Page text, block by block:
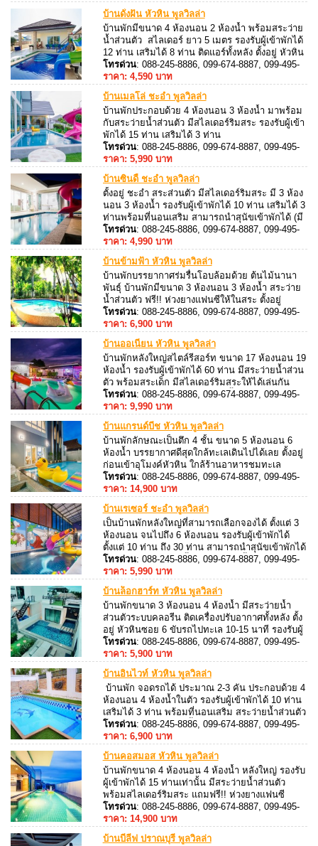
บ้านดั่งฝัน หัวหิน พูลวิลล่า
บ้านพักมีขนาด 4 ห้องนอน 2 ห้องน้ำ พร้อมสระว่าย
น้ำส่วนตัว สไลเดอร์ ยาว 5 เมตร รองรับผู้เข้าพักได้
12 ท่าน เสริมได้ 8 ท่าน ติดแอร์ทั้งหลัง ตั้งอยู่ หัวหิน
ซอย 102 สามารถ ประกอบอาหารได้ มีเตาปิ้งย่าง
บริการ
โทรด่วน: 088-245-8886, 099-674-8887, 099-495-
8887, 088-245-8887
ราคา: 4,590 บาท
บ้านเมลโล่ ชะอำ พูลวิลล่า
บ้านพักประกอบด้วย 4 ห้องนอน 3 ห้องน้ำ มาพร้อม
กับสระว่ายน้ำส่วนตัว มีสไลเดอร์ริมสระ รองรับผู้เข้า
พักได้ 15 ท่าน เสริมได้ 3 ท่าน
โทรด่วน: 088-245-8886, 099-674-8887, 099-495-
8887, 088-245-8887
ราคา: 5,990 บาท
บ้านซินดี้ ชะอำ พูลวิลล่า
ตั้งอยู่ ชะอำ สระส่วนตัว มีสไลเดอร์ริมสระ มี 3 ห้อง
นอน 3 ห้องน้ำ รองรับผู้เข้าพักได้ 10 ท่าน เสริมได้ 3
ท่านพร้อมที่นอนเสริม สามารถนำสุนัขเข้าพักได้ (มี
ค่าบริการ) เพลิดเพลินไปกับเสียงดนตรี ด้วยชุด
คาราโอเกะ + ไฟเธค
โทรด่วน: 088-245-8886, 099-674-8887, 099-495-
8887, 088-245-8887
ราคา: 4,990 บาท
บ้านข้ามฟ้า หัวหิน พูลวิลล่า
บ้านพักบรรยากาศร่มรื่นโอบล้อมด้วย ต้นไม้นานา
พันธุ์ บ้านพักมีขนาด 3 ห้องนอน 3 ห้องน้ำ สระว่าย
น้ำส่วนตัว ฟรี!! ห่วงยางแฟนซีให้ในสระ ตั้งอยู่
หัวหินซอย 25 รองรับผู้เข้าพักได้ 12 ท่าน เสริมได้ 8
ท่าน สามารถร้องเพลงคาราโอเกะ + ไฟเธคได้
โทรด่วน: 088-245-8886, 099-674-8887, 099-495-
8887, 088-245-8887
ราคา: 6,900 บาท
บ้านออเนี่ยน หัวหิน พูลวิลล่า
บ้านพักหลังใหญ่สไตล์รีสอร์ท ขนาด 17 ห้องนอน 19
ห้องน้ำ รองรับผู้เข้าพักได้ 60 ท่าน มีสระว่ายน้ำส่วน
ตัว พร้อมสระเด็ก มีสไลเดอร์ริมสระให้ได้เล่นกัน
อย่างสนุกสนาน สามารถจัดปาร์ตี้เสียงดังได้ ไม่เกิน
24.00 น. บ้านพักสามารถจอดรถส่วนตัวได้ 16 คัน
โทรด่วน: 088-245-8886, 099-674-8887, 099-495-
8887, 088-245-8887
ราคา: 9,990 บาท
บ้านแกรนด์บีช หัวหิน พูลวิลล่า
บ้านพักลักษณะเป็นตึก 4 ชั้น ขนาด 5 ห้องนอน 6
ห้องน้ำ บรรยากาศดีสุดใกล้ทะเลเดินไปได้เลย ตั้งอยู่
ก่อนเข้าอุโมงค์หัวหิน ใกล้ร้านอาหารชมทะเล
รองรับผู้เข้าพักได้ 20 ท่าน เสริมได้ 5 ท่าน มี
คาราโอเกะในห้องนั่งเล่นให้ได้เพลิดเพลินไปกับเสียง
โทรด่วน: 088-245-8886, 099-674-8887, 099-495-
8887, 088-245-8887
ราคา: 14,900 บาท
บ้านเรเซอร์ ชะอำ พูลวิลล่า
เป็นบ้านพักหลังใหญ่ที่สามารถเลือกจองได้ ตั้งแต่ 3
ห้องนอน จนไปถึง 6 ห้องนอน รองรับผู้เข้าพักได้
ตั้งแต่ 10 ท่าน ถึง 30 ท่าน สามารถนำสุนัขเข้าพักได้
ติดเครื่องปรับอากาศทั้งหลัง บ้านพักตั้งอยู่ ชะอำ โค
รงการชัชพี มีสระว่ายน้ำส่วนตัว พร้อมสไลเดอร์
โทรด่วน: 088-245-8886, 099-674-8887, 099-495-
8887, 088-245-8887
ราคา: 5,990 บาท
บ้านล็อกฮาร์ท หัวหิน พูลวิลล่า
บ้านพักขนาด 3 ห้องนอน 4 ห้องน้ำ มีสระว่ายน้ำ
ส่วนตัวระบบคลอรีน ติดเครื่องปรับอากาศทั้งหลัง ตั้ง
อยู่ หัวหินซอย 6 ขับรถไปทะเล 10-15 นาที รองรับผู้
เข้าพักได้ 11 ท่าน เสริมได้ 4 ท่าน พร้อมที่นอนเสริม
สามารถประกอบอาหารได้ อุปกรณ์ครัวครับ มีเตาปิ้ง
โทรด่วน: 088-245-8886, 099-674-8887, 099-495-
8887, 088-245-8887
ราคา: 5,900 บาท
บ้านอินไวท์ หัวหิน พูลวิลล่า
บ้านพัก จอดรถได้ ประมาณ 2-3 คัน ประกอบด้วย 4
ห้องนอน 4 ห้องน้ำในตัว รองรับผู้เข้าพักได้ 10 ท่าน
เสริมได้ 3 ท่าน พร้อมที่นอนเสริม สระว่ายน้ำส่วนตัว
ลึกไม่เกิน 1.70 เมตร ตั้งอยู่ หัวหินซอย 6
โทรด่วน: 088-245-8886, 099-674-8887, 099-495-
8887, 088-245-8887
ราคา: 6,900 บาท
บ้านคอสมอส หัวหิน พูลวิลล่า
บ้านพักขนาด 4 ห้องนอน 4 ห้องน้ำ หลังใหญ่ รองรับ
ผู้เข้าพักได้ 15 ท่านเท่านั้น มีสระว่ายน้ำส่วนตัว
พร้อมสไลเดอร์ริมสระ แถมฟรี!! ห่วงยางแฟนซี
เพลิดเพลินไปกับเสียงดนตรี ด้วยชุดคาราโอเกะ+ไฟ
เธค ตั้งอยู่หัวหินซอย 70
โทรด่วน: 088-245-8886, 099-674-8887, 099-495-
8887, 088-245-8887
ราคา: 14,900 บาท
บ้านบีลีฟ ปราณบุรี พูลวิลล่า